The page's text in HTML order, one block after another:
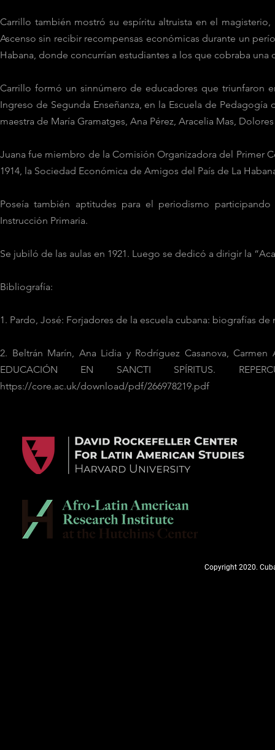
Carrillo también mostró su espíritu altruista en el
Ascenso sin recibir recompensas económicas durante un
Habana, donde concurrían estudiantes a los que cobraba una
Carrillo formó un sinnúmero de educadores que triunfaron
Ingreso de Segunda Enseñanza, en la Escuela de
maestra de María Gramatges, Ana Pérez, Aracelia Mas,
Juana fue miembro de la Comisión Organizadora del Primer
1914, la Sociedad Económica de Amigos del País de La
Poseía también aptitudes para el periodismo
Instrucción Primaria.
Se jubiló de las aulas en 1921. Luego se dedicó a dirigir la
Bibliografía:
1. Pardo, José: Forjadores de la escuela cubana: biografías de
2. Beltrán Marín, Ana Lidia y Rodríguez Casanova, Carmen
EDUCACIÓN EN SANCTI SPÍRITUS.
https://core.ac.uk/download/pdf/266978219.pdf
Copyright 2020.